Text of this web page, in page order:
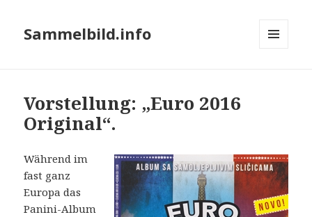
Sammelbild.info
Vorstellung: „Euro 2016
Original“.
Während im
fast ganz
Europa das
Panini-Album